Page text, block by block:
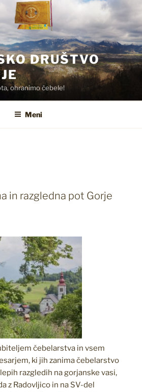
DRUŠTVO
ohranimo čebele!
Meni
in razgledna pot Gorje
čebelarstva in vsem
ki jih zanima čebelarstvo
razgledih na gorjanske vasi,
z Radovljico in na SV-del